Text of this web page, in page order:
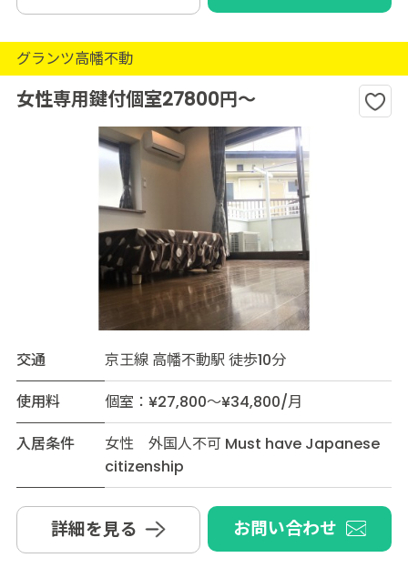
グランツ高幡不動
女性専用鍵付個室27800円～
交通
京王線 高幡不動駅 徒歩10分
使用料
個室：¥27,800～¥34,800/月
入居条件
女性 外国人不可 Must have Japanese
citizenship
詳細を見る お問い合わせ